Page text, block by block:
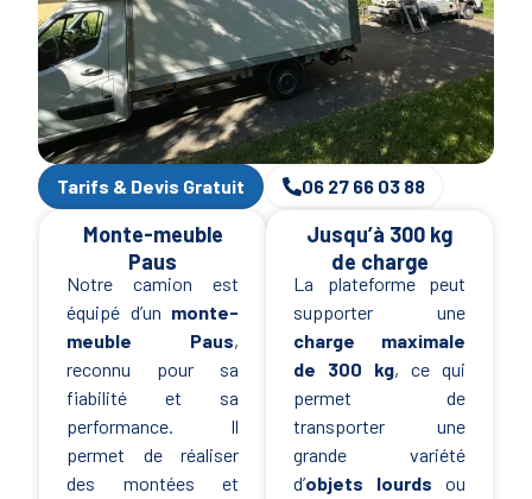
Tarifs & Devis Gratuit 06 27 66 03 88
Monte-meuble
Paus
Notre camion est
équipé d’un monte-
meuble Paus,
reconnu pour sa
fiabilité et sa
performance. Il
permet de réaliser
des montées et
Jusqu’à 300 kg
de charge
La plateforme peut
supporter une
charge maximale
de 300 kg, ce qui
permet de
transporter une
grande variété
d’objets lourds ou